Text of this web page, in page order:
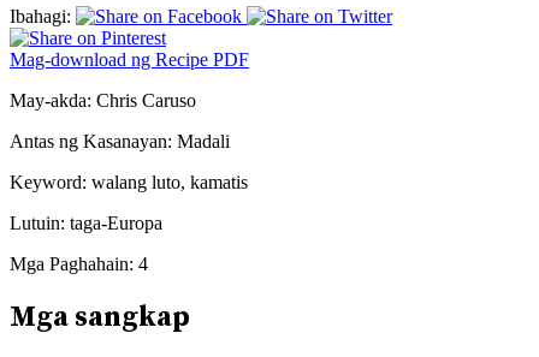
Ibahagi:
Mag-download ng Recipe PDF
May-akda: Chris Caruso
Antas ng Kasanayan: Madali
Keyword: walang luto, kamatis
Lutuin: taga-Europa
Mga Paghahain: 4
Mga sangkap